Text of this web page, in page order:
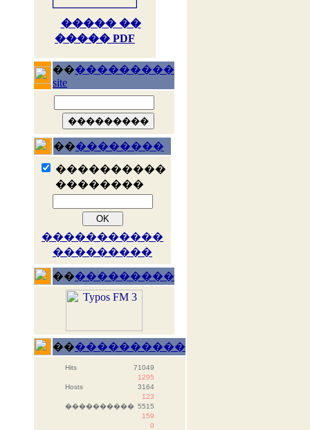
����� ��
����� PDF
�����������
site
����������
����������
��������
�����������
���������
�����������
������������
Hits
71049
1295
Hosts
3164
123
���������� 5515
159
0